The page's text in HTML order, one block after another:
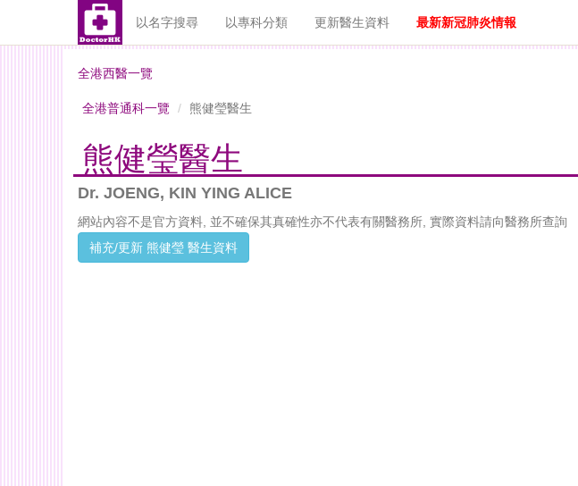
以名字搜尋 以專科分類 更新醫生資料 最新新冠肺炎情報
全港西醫一覽
全港普通科一覽 熊健瑩醫生
熊健瑩醫生
Dr. JOENG, KIN YING ALICE
網站內容不是官方資料, 並不確保其真確性亦不代表有關醫務所, 實際資料請向醫務所查詢
補充/更新 熊健瑩 醫生資料